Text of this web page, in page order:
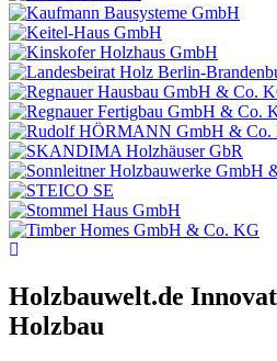
Holzbauwelt.de
Holzbau